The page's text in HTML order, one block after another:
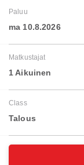
Paluu
ma 10.8.2026
Matkustajat
1 Aikuinen
Class
Talous